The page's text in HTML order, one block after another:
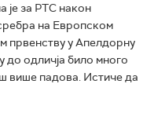
је за РТС након
на Европском
првенству у Апелдорну
до одличја било много
више падова. Истиче да